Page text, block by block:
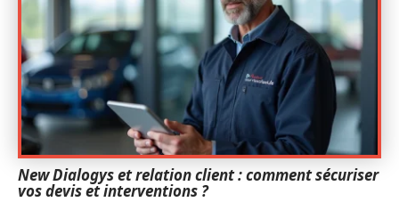
New Dialogys et relation client : comment sécuriser
vos devis et interventions ?